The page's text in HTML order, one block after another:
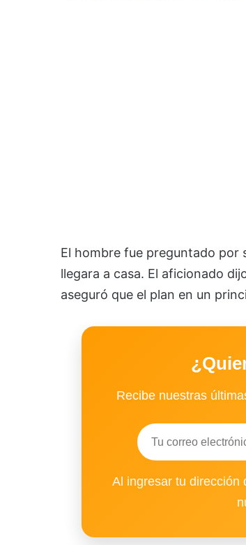
El hombre fue preguntado por
llegara a casa. El aficionado
aseguró que el plan en un
Recibe nuestras
Al ingresar tu dirección